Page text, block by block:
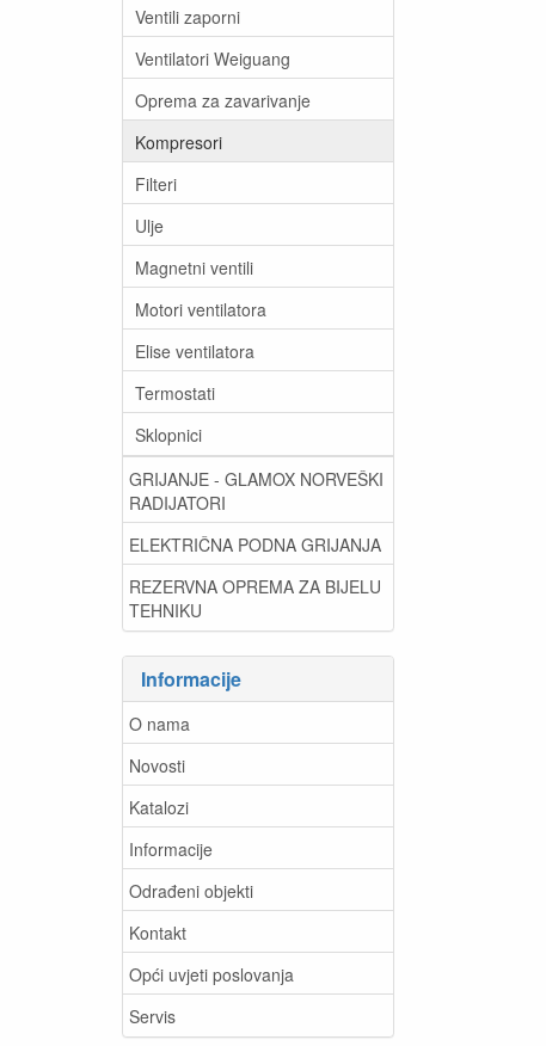
Ventili zaporni
Ventilatori Weiguang
Oprema za zavarivanje
Kompresori
Filteri
Ulje
Magnetni ventili
Motori ventilatora
Elise ventilatora
Termostati
Sklopnici
GRIJANJE - GLAMOX NORVEŠKI
RADIJATORI
ELEKTRIČNA PODNA GRIJANJA
REZERVNA OPREMA ZA BIJELU
TEHNIKU
Informacije
O nama
Novosti
Katalozi
Informacije
Odrađeni objekti
Kontakt
Opći uvjeti poslovanja
Servis